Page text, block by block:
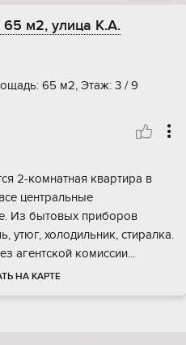
м2, улица К.А.
65 м2, Этаж: 3 / 9
2-комнатная квартира в
центральные
Из бытовых приборов
утюг, холодильник, стиралка.
агентской комиссии...
НА КАРТЕ